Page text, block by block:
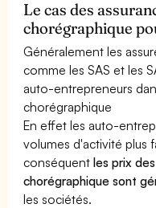
Le cas des
chorégraphique
Généralement les
comme les SAS et les
auto-entrepreneurs
chorégraphique
En effet les auto-
volumes d'activité plus
conséquentles prix
chorégraphique sont
les sociétés.